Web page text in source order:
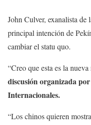
John Culver, exanalista
principal intención de
cambiar el statu quo.
“Creo que esta es la
discusión organizada
Internacionales.
“Los chinos quieren